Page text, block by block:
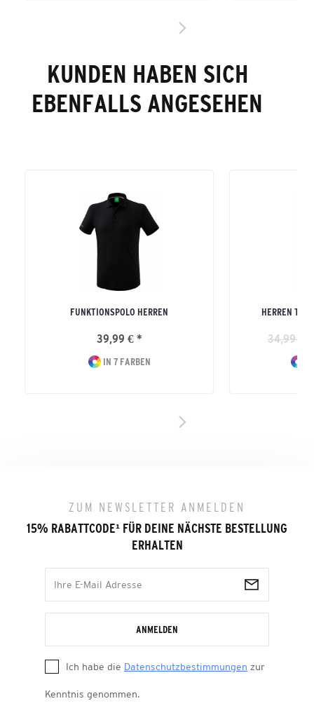
KUNDEN HABEN SICH
EBENFALLS ANGESEHEN
FUNKTIONSPOLO HERREN
39,99 € *
IN 7 FARBEN
HERREN
34,99 € *
ZUM NEWSLETTER ANMELDEN
15% RABATTCODE¹ FÜR DEINE NÄCHSTE BESTELLUNG
ERHALTEN
ANMELDEN
Ich habe die Datenschutzbestimmungen zur
Kenntnis genommen.